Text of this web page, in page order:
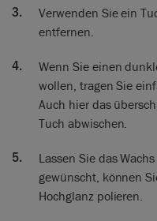
Verwenden Sie ein
entfernen.
Wenn Sie einen
wollen, tragen Sie
Auch hier das
Tuch abwischen.
Lassen Sie das
gewünscht, können
Hochglanz polieren.